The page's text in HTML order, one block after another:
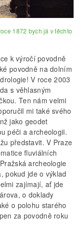
1872 bych já v těchto
k výročí povodně
povodně na dolním
V roce 2003
s věhlasným
Ten nám velmi
mi také svého
jako geodet
péči a archeologii.
představit. V Praze
fluviálních
archeologie
pokud jde o výklad
zajímají, ať jde
o doklady
o polohu starého
za povodně roku